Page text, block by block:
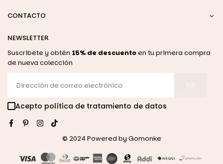
CONTACTO
NEWSLETTER
Suscribete y obtén 15% de descuentoen tu primera compra
de nueva colección
Acepto política de tratamiento de datos
FacebookPinterestInstagram
© 2024 Powered by Gomonke